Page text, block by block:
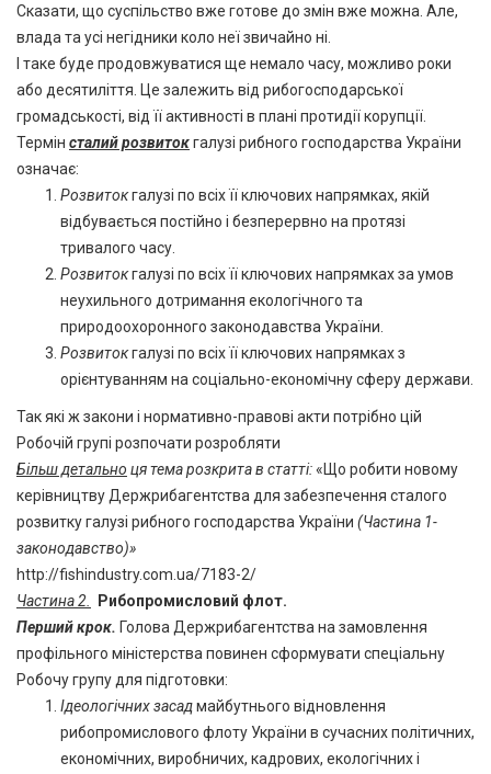
Сказати, що суспільство вже готове до змін вже можна. Але,
влада та усі негідники коло неї звичайно ні.
І таке буде продовжуватися ще немало часу, можливо роки
або десятиліття. Це залежить від рибогосподарської
громадськості, від її активності в плані протидії корупції.
Термін сталий розвитокгалузі рибного господарства України
означає:
Розвитокгалузі по всіх її ключових напрямках, якій
відбувається постійно і безперервно на протязі
тривалого часу.
Розвитокгалузі по всіх її ключових напрямках за умов
неухильного дотримання екологічного та
природоохоронного законодавства України.
Розвитокгалузі по всіх її ключових напрямках з
орієнтуванням на соціально-економічну сферу держави.
Так які ж закони і нормативно-правові акти потрібно цій
Робочій групі розпочати розробляти
Більш детально ця тема розкрита в статті:«Що робити новому
керівництву Держрибагентства для забезпечення сталого
розвитку галузі рибного господарства України (Частина 1-
законодавство)»
http://fishindustry.com.ua/7183-2/
Частина 2.
Рибопромисловий флот.
Перший крок. Голова Держрибагентства на замовлення
профільного міністерства повинен сформувати спеціальну
Робочу групу для підготовки:
Ідеологічних засадмайбутнього відновлення
рибопромислового флоту України в сучасних політичних,
економічних, виробничих, кадрових, екологічних і